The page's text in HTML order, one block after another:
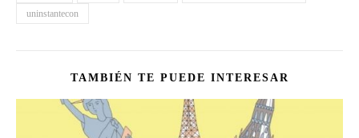
uninstantecon
TAMBIÉN TE PUEDE INTERESAR